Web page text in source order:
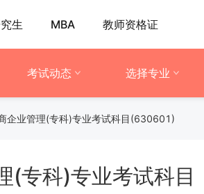
生 MBA 教师资格证
考试动态 选择专业
企业管理(专科)专业考试科目(630601)
专科)专业考试科目